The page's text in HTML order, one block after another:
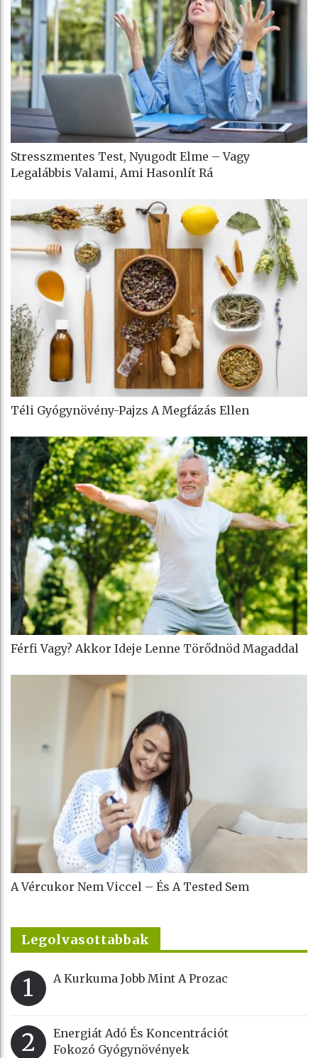
Stresszmentes Test, Nyugodt Elme – Vagy
Legalábbis Valami, Ami Hasonlít Rá
Téli Gyógynövény-Pajzs A Megfázás Ellen
Férfi Vagy? Akkor Ideje Lenne Törődnöd Magaddal
A Vércukor Nem Viccel – És A Tested Sem
Legolvasottabbak
1 A Kurkuma Jobb Mint A Prozac
2
Energiát Adó És Koncentrációt
Fokozó Gyógynövények